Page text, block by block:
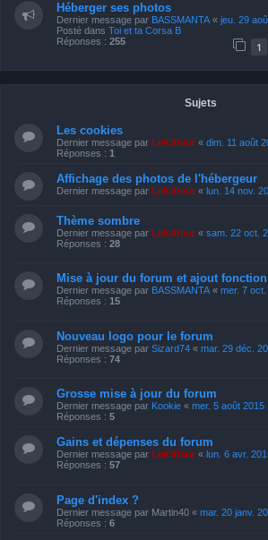
Héberger ses photos
Dernier message par BASSMANTA « jeu. 29
Posté dans Toi et ta Corsa B
Réponses : 255 1
Sujets
Les cookies
Dernier message par LeKiffeur « dim. 11 août
Réponses : 1
Affichage des photos de l'hébergeur
Dernier message par LeKiffeur « lun. 14 nov.
Thème sombre
Dernier message par LeKiffeur « sam. 22 oct.
Réponses : 28
Mise à jour du forum et ajout
Dernier message par BASSMANTA « mer. 7
Réponses : 15
Nouveau logo pour le forum
Dernier message par Sizard74 « mar. 29 déc.
Réponses : 74
Grosse mise à jour du forum
Dernier message par Kookie « mer. 5 août 2015
Réponses : 5
Gains et dépenses du forum
Dernier message par LeKiffeur « lun. 6 avr.
Réponses : 57
Page d'index ?
Dernier message par Martin40 « mar. 20 janv.
Réponses : 6